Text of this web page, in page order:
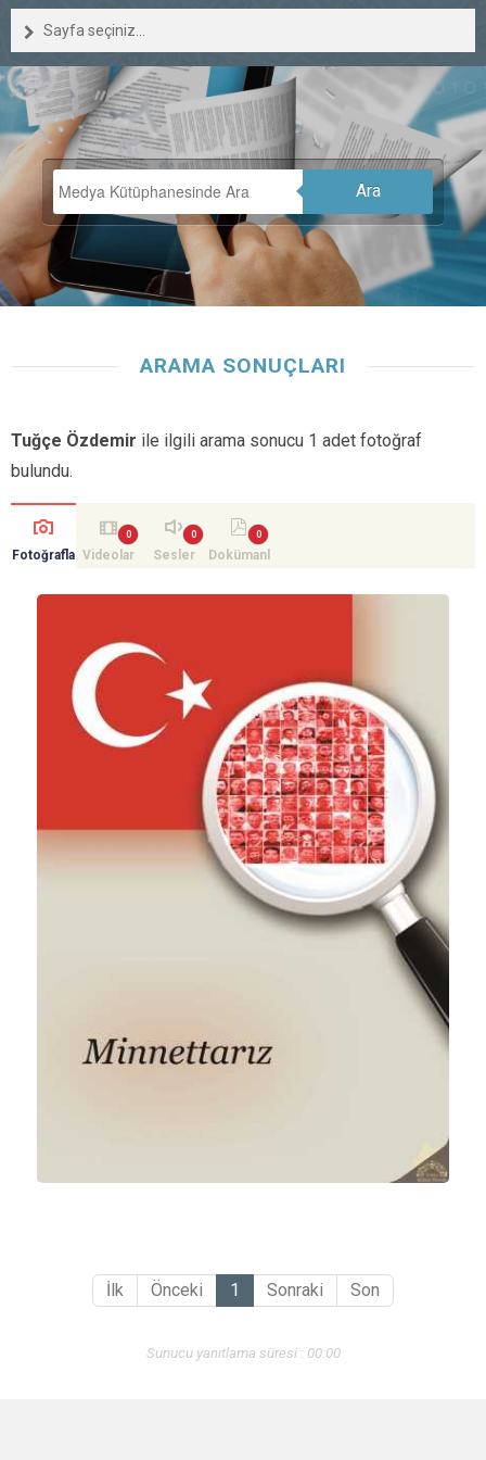
Sayfa seçiniz...
Ara
ARAMA SONUÇLARI
Tuğçe Özdemir ile ilgili arama sonucu 1 adet fotoğraf
bulundu.
Fotoğrafla Videolar Sesler
Dokümanl
İlk Önceki 1 Sonraki Son
Sunucu yanıtlama süresi : 00:00